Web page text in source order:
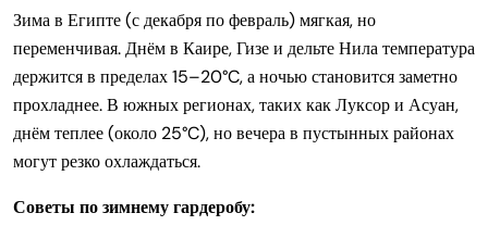
Зима в Египте (с декабря по февраль) мягкая, но
переменчивая. Днём в Каире, Гизе и дельте Нила температура
держится в пределах 15–20°C, а ночью становится заметно
прохладнее. В южных регионах, таких как Луксор и Асуан,
днём теплее (около 25°C), но вечера в пустынных районах
могут резко охлаждаться.
Советы по зимнему гардеробу: